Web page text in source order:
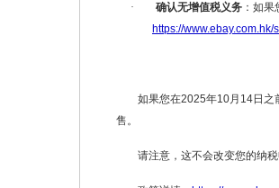
· 确认无增值税义务 ：如
https://
如果您在2025年10月 14日之
售。
请注意，这不会改变您的纳